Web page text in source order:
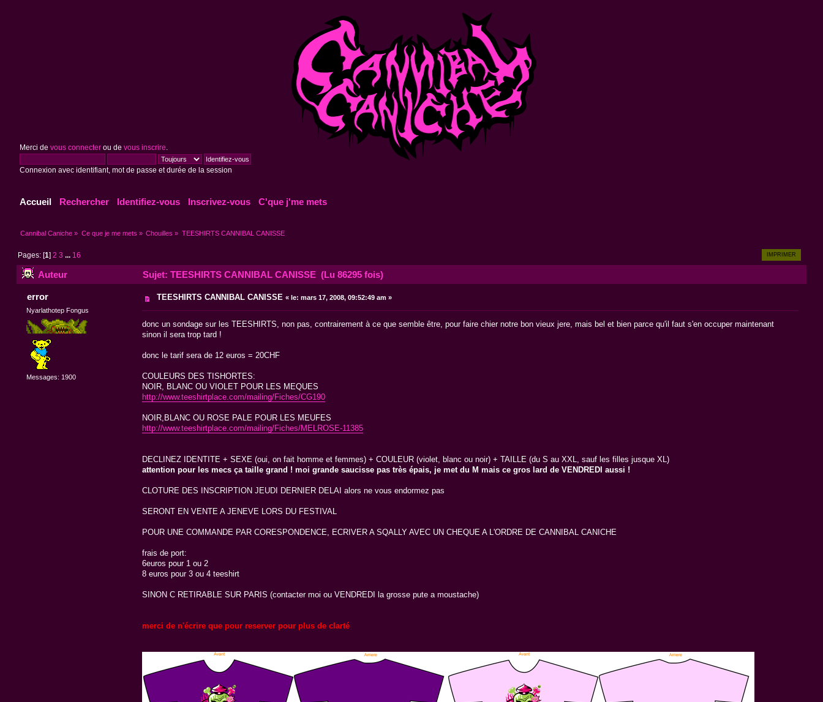
Merci de vous connecterou de vous inscrire
Connexion avec identifiant, mot de passe et durée de la session
Accueil Rechercher Identifiez-vous Inscrivez-vous C'que j'me mets
Cannibal Caniche » Ce que je me mets » Chouilles » TEESHIRTS CANNIBAL CANISSE
IMPRIMER
Pages: [1]2 3 ... 16
Auteur Sujet: TEESHIRTS CANNIBAL CANISSE (Lu 86295 fois)
error
Nyarlathotep Fongus
Messages: 1900
TEESHIRTS CANNIBAL CANISSE « le: mars 17, 2008, 09:52:49 am »
donc un sondage sur les TEESHIRTS, non pas, contrairement à ce que semble être, pour faire chier notre bon vieux jere, mais bel et bien parce qu'il faut s'en occuper maintenant
sinon il sera trop tard !
donc le tarif sera de 12 euros = 20CHF
COULEURS DES TISHORTES:
NOIR, BLANC OU VIOLET POUR LES MEQUES
http://www.teeshirtplace.com/mailing/Fiches/CG190
NOIR,BLANC OU ROSE PALE POUR LES MEUFES
http://www.teeshirtplace.com/mailing/Fiches/MELROSE-11385
DECLINEZ IDENTITE + SEXE (oui, on fait homme et femmes) + COULEUR (violet, blanc ou noir) + TAILLE (du S au XXL, sauf les filles jusque XL)
attention pour les mecs ça taille grand ! moi grande saucisse pas très épais, je met du M mais ce gros lard de VENDREDI aussi !
CLOTURE DES INSCRIPTION JEUDI DERNIER DELAI alors ne vous endormez pas
SERONT EN VENTE A JENEVE LORS DU FESTIVAL
POUR UNE COMMANDE PAR CORESPONDENCE, ECRIVER A SQALLY AVEC UN CHEQUE A L'ORDRE DE CANNIBAL CANICHE
frais de port:
6euros pour 1 ou 2
8 euros pour 3 ou 4 teeshirt
SINON C RETIRABLE SUR PARIS (contacter moi ou VENDREDI la grosse pute a moustache)
merci de n'écrire que pour reserver pour plus de clarté